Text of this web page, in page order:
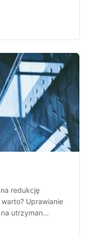
redukcję
Uprawianie
utrzyman...